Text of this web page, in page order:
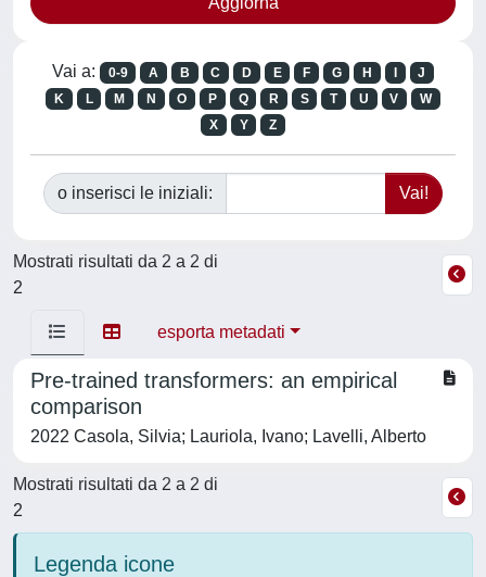
Vai a: 0-9 A B C D E F G H
J
K
L M N O P Q R S T U V
W
X
Y Z
o inserisci le iniziali:
Mostrati risultati da 2 a 2 di
2
esporta metadati
Pre-trained transformers: an empirical
comparison
2022 Casola, Silvia; Lauriola, Ivano; Lavelli, Alberto
Mostrati risultati da 2 a 2 di
2
Legenda icone